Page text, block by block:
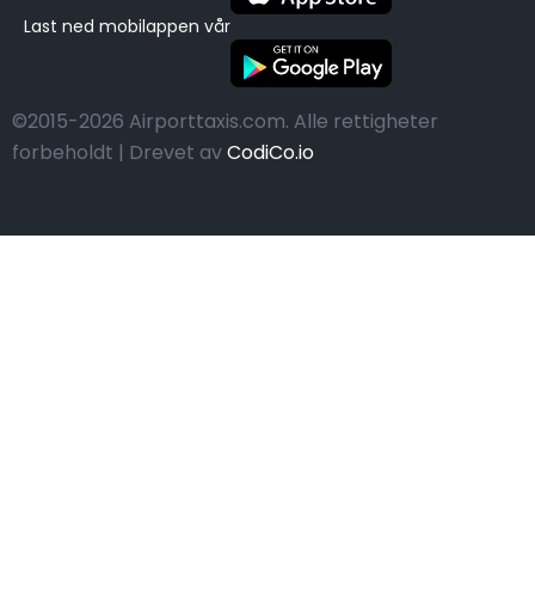
Last ned mobilappen vår
©2015-2026 Airporttaxis.com. Alle rettigheter
forbeholdt | Drevet avCodiCo.io